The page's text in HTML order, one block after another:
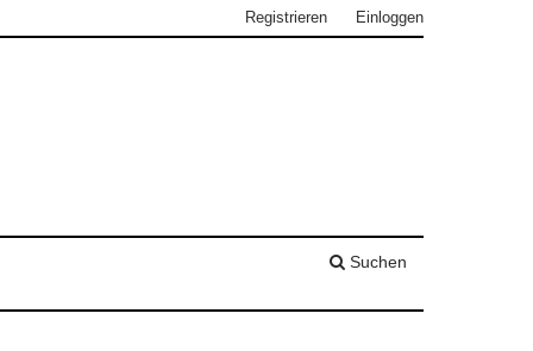
Suchen
Registrieren Einloggen